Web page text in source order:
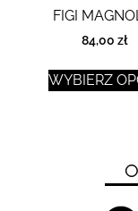
FIGI
84,00 zł
WYBIERZ